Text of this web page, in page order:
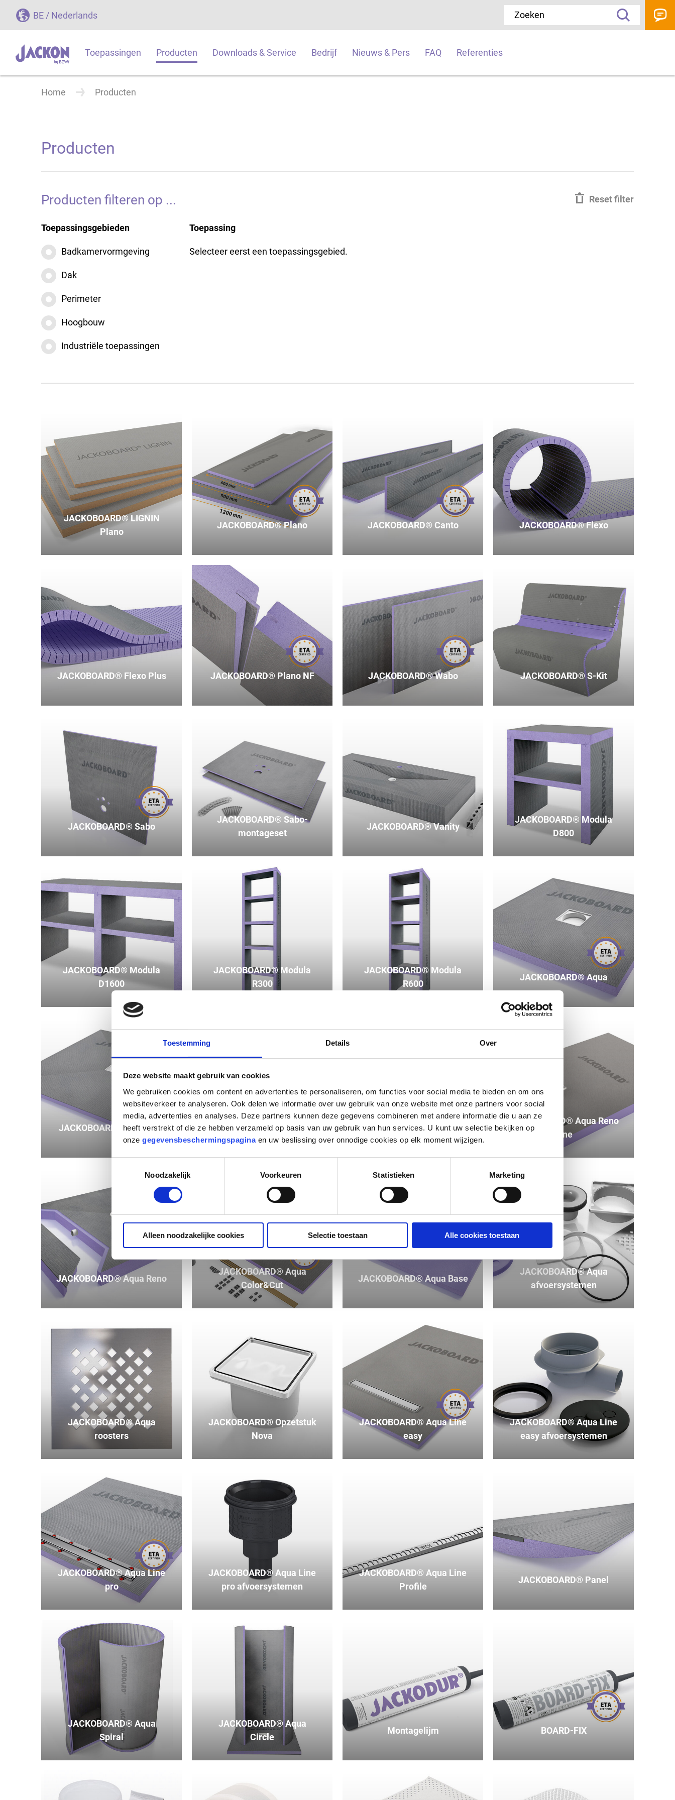
Toestemming Details Over
Deze website maakt gebruik van cookies
We gebruiken cookies om content en advertenties te personaliseren, om functies voor social media te bieden en om ons
websiteverkeer te analyseren. Ook delen we informatie over uw gebruik van onze website met onze partners voor social
media, advertenties en analyses. Deze partners kunnen deze gegevens combineren met andere informatie die u aan ze
heeft verstrekt of die ze hebben verzameld op basis van uw gebruik van hun services. U kunt uw selectie bekijken op
onze gegevensbeschermingspaginaen uw beslissing over onnodige cookies op elk moment wijzigen.
Noodzakelijk
Voorkeuren Statistieken Marketing
Alleen noodzakelijke cookies Selectie toestaan Alle cookies toestaan
Toepassingen Producten Downloads & Service Bedrijf Nieuws & Pers FAQ Referenties
BE / Nederlands
Home Producten
Producten
Producten filteren op ... Reset filter
Toepassingsgebieden
Badkamervormgeving
Dak
Perimeter
Hoogbouw
Industriële toepassingen
Toepassing
Selecteer eerst een toepassingsgebied.
JACKOBOARD® LIGNIN
Plano
JACKOBOARD® Plano JACKOBOARD® Canto JACKOBOARD® Flexo
JACKOBOARD® Flexo Plus JACKOBOARD® Plano NF JACKOBOARD® Wabo JACKOBOARD® S-Kit
JACKOBOARD® Sabo
JACKOBOARD® Sabo-
montageset
JACKOBOARD® Vanity
JACKOBOARD® Modula
D800
JACKOBOARD® Modula
D1600
JACKOBOARD® Modula
R300
JACKOBOARD® Modula
R600
JACKOBOARD® Aqua
JACKOBOARD® Aqua Flat JACKOBOARD® Aqua Solid
JACKOBOARD® Aqua
JACKOBOARD® Aqua Reno
Line
JACKOBOARD® Aqua Reno
JACKOBOARD® Aqua
Color&Cut
JACKOBOARD® Aqua Base
JACKOBOARD® Aqua
afvoersystemen
JACKOBOARD® Aqua
roosters
JACKOBOARD® Opzetstuk
Nova
JACKOBOARD® Aqua Line
easy
JACKOBOARD® Aqua Line
easy afvoersystemen
JACKOBOARD® Aqua Line
pro
JACKOBOARD® Aqua Line
pro afvoersystemen
JACKOBOARD® Aqua Line
Profile
JACKOBOARD® Panel
JACKOBOARD® Aqua
Spiral
JACKOBOARD® Aqua
Circle
Montagelijm BOARD-FIX